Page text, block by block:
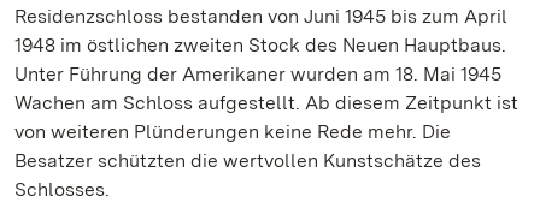
Residenzschloss bestanden von Juni 1945 bis zum April
1948 im östlichen zweiten Stock des Neuen Hauptbaus.
Unter Führung der Amerikaner wurden am 18. Mai 1945
Wachen am Schloss aufgestellt. Ab diesem Zeitpunkt ist
von weiteren Plünderungen keine Rede mehr. Die
Besatzer schützten die wertvollen Kunstschätze des
Schlosses.